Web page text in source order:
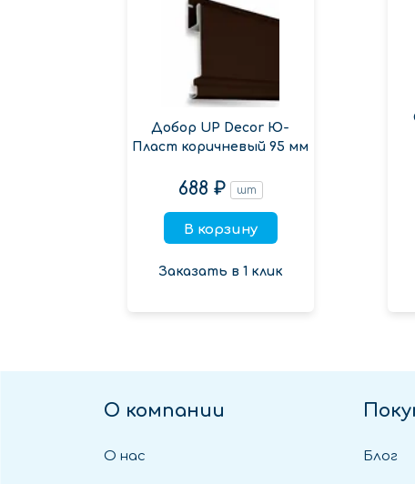
Добор UP Decor Ю-
Пласт коричневый 95 мм
688 ₽ шт
В корзину
Заказать в 1 клик
О компании
О нас Блог